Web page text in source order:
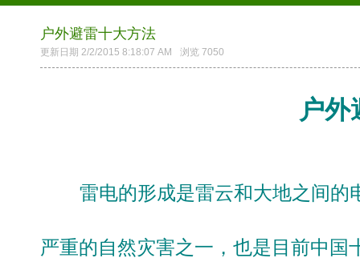
户外避雷十大方法
更新日期 2/2/2015 8:18:07 AM 浏览 7050
户外
雷电的形成是雷云和大地之间的
严重的自然灾害之一，也是目前中